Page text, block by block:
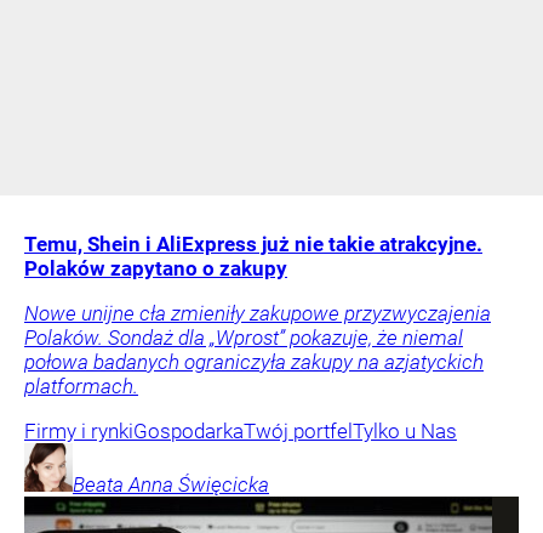
Temu, Shein i AliExpress już nie takie atrakcyjne.
Polaków zapytano o zakupy
Nowe unijne cła zmieniły zakupowe przyzwyczajenia
Polaków. Sondaż dla „Wprost” pokazuje, że niemal
połowa badanych ograniczyła zakupy na azjatyckich
platformach.
Firmy i rynkiGospodarkaTwój portfel Tylko u Nas
Beata Anna Święcicka